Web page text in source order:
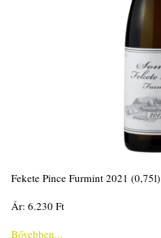
Fekete Pince Furmint 2021 (0,75l)
Ár: 6.230 Ft
Bővebben...